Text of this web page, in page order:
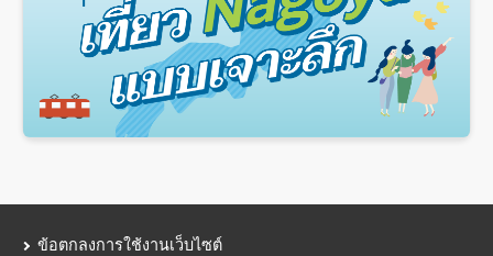
ข้อตกลงการใช้งานเว็บไซต์